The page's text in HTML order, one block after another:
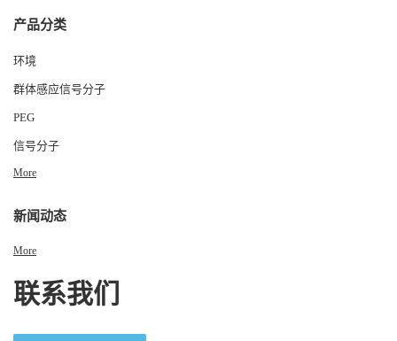
产品分类
环境
群体感应信号分子
PEG
信号分子
More
新闻动态
More
联系我们